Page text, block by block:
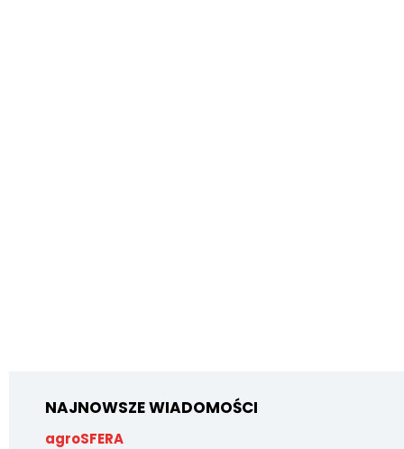
NAJNOWSZE WIADOMOŚCI
agroSFERA